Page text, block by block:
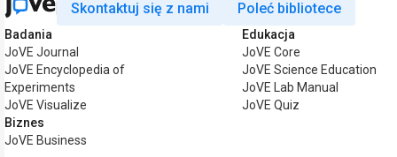
Skontaktuj się z nami Poleć bibliotece
Badania
JoVE Journal
JoVE Encyclopedia of
Experiments
JoVE Visualize
Biznes
JoVE Business
Edukacja
JoVE Core
JoVE Science Education
JoVE Lab Manual
JoVE Quiz